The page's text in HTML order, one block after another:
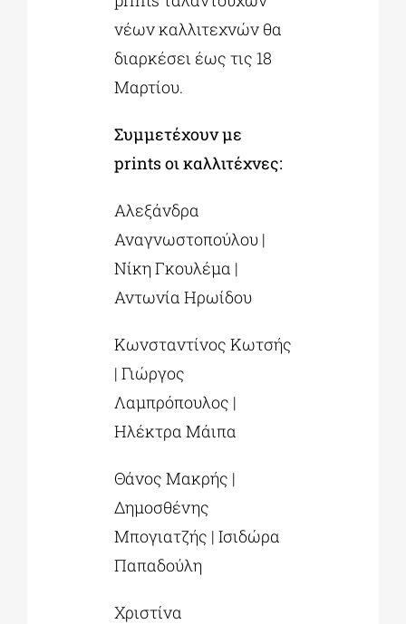
νέων καλλιτεχνών θα
διαρκέσει έως τις 18
Μαρτίου.
Συμμετέχουν με
prints οι καλλιτέχνες:
Αλεξάνδρα
Αναγνωστοπούλου |
Νίκη Γκουλέμα |
Αντωνία Ηρωίδου
Κωνσταντίνος Κωτσής
| Γιώργος
Λαμπρόπουλος |
Ηλέκτρα Μάιπα
Θάνος Μακρής |
Δημοσθένης
Μπογιατζής | Ισιδώρα
Παπαδούλη
Χριστίνα